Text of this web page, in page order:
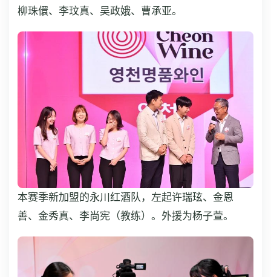
柳珠儇、李玟真、吴政娥、曹承亚。
本赛季新加盟的永川红酒队，左起许瑞玹、金恩
善、金秀真、李尚宪（教练）。外援为杨子萱。